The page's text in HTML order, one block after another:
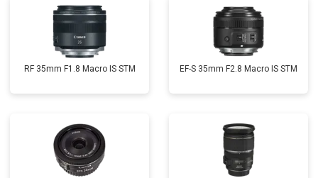
RF 35mm F1.8 Macro IS STM EF-S 35mm F2.8 Macro IS STM